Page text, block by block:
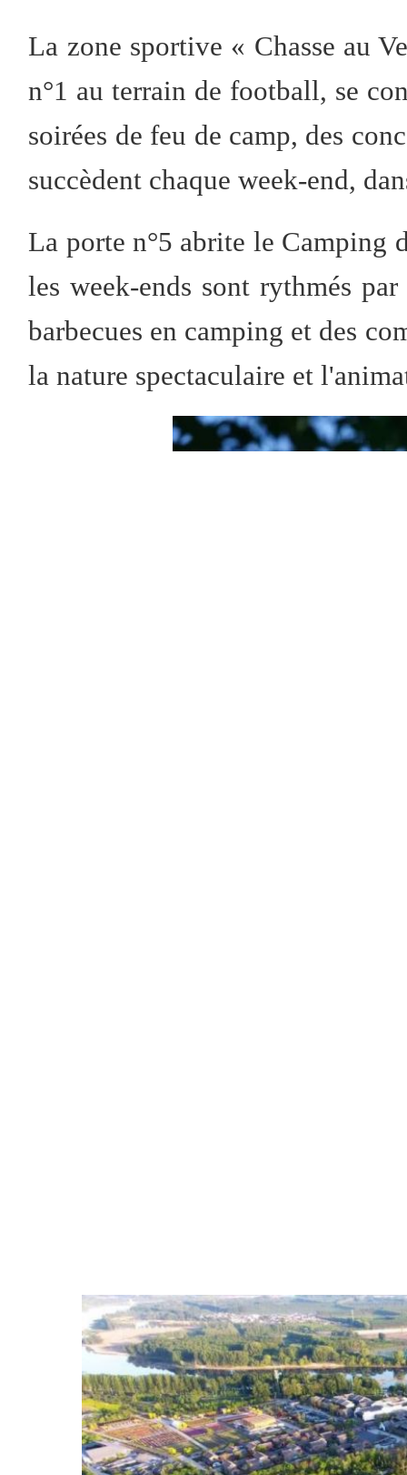
La zone sportive « Chasse au
n°1 au terrain de football, se
soirées de feu de camp, des
succèdent chaque week-end,
La porte n°5 abrite le Camping
les week-ends sont rythmés
barbecues en camping et des
la nature spectaculaire et